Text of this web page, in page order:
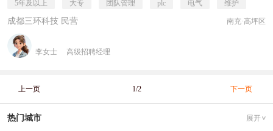
5年及以上 大专 团队管理 plc 电气 维护
成都三环科技 民营 南充·高坪区
李女士 高级招聘经理
上一页 1/2 下一页
热门城市 展开